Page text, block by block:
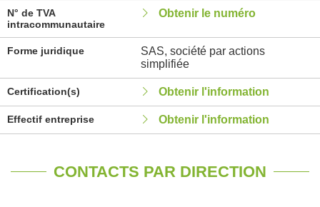
N° de TVA
intracommunautaire
Obtenir le numéro
Forme juridique
SAS, société par actions
simplifiée
Certification(s) Obtenir l'information
Effectif entreprise Obtenir l'information
CONTACTS PAR DIRECTION